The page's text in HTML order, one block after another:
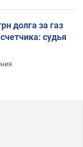
долга за газ
судья